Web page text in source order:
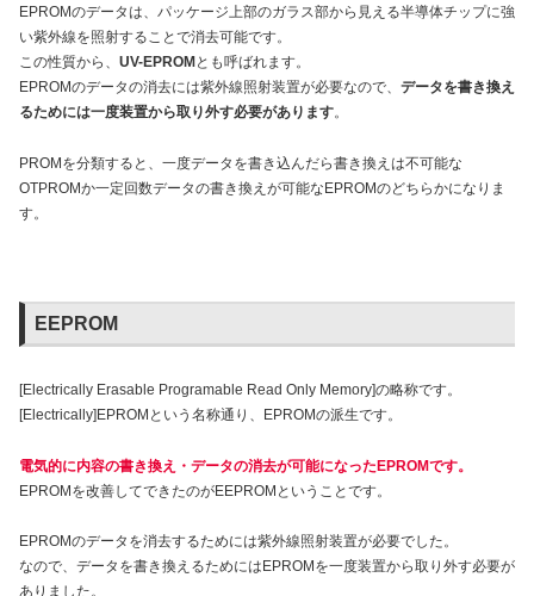
EPROMのデータは、パッケージ上部のガラス部から見える半導体チップに強
い紫外線を照射することで消去可能です。
この性質から、 UV-EPROM とも呼ばれます。
EPROMのデータの消去には紫外線照射装置が必要なので、 データを書き換え
るためには一度装置から取り外す必要があります。
PROMを分類すると、一度データを書き込んだら書き換えは不可能な
OTPROMか一定回数データの書き換えが可能なEPROMのどちらかになりま
す。
EEPROM
[Electrically Erasable Programable Read Only Memory]の略称です。
[Electrically]EPROMという名称通り、EPROMの派生です。
電気的に内容の書き換え・データの消去が可能になったEPROMです。
EPROMを改善してできたのがEEPROMということです。
EPROMのデータを消去するためには紫外線照射装置が必要でした。
なので、データを書き換えるためにはEPROMを一度装置から取り外す必要が
ありました。